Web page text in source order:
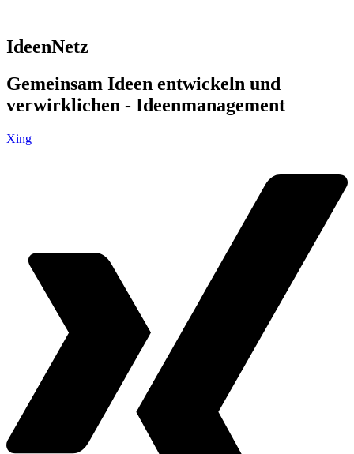
IdeenNetz
Gemeinsam Ideen entwickeln und
verwirklichen - Ideenmanagement
Xing